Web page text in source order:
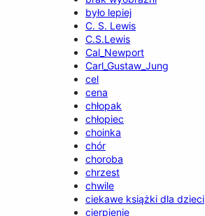
było lepiej
C. S. Lewis
C.S.Lewis
Cal_Newport
Carl_Gustaw_Jung
cel
cena
chłopak
chłopiec
choinka
chór
choroba
chrzest
chwile
ciekawe książki dla dzieci
cierpienie